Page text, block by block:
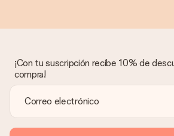
¡Con tu suscripción recibe 10% de
compra!